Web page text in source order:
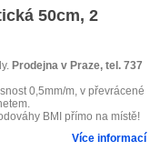
50cm, 2
Prodejna v Praze, tel. 737
0,5mm/m, v převrácené
BMI přímo na místě!
Více informací